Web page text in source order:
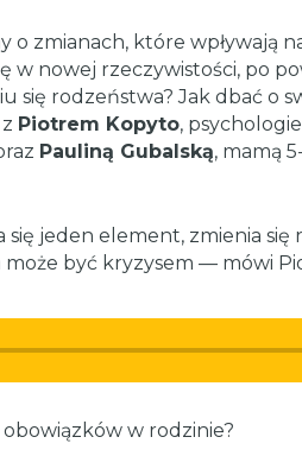
o zmianach, które wpływają
w nowej rzeczywistości, po
się rodzeństwa? Jak dbać o
Piotrem Kopyto,
Pauliną Gubalską, mamą
jeden element, zmienia się
być kryzysem — mówi
obowiązków w rodzinie?